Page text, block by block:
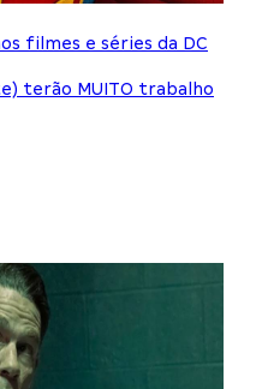
filmes e séries da DC
terão MUITO trabalho